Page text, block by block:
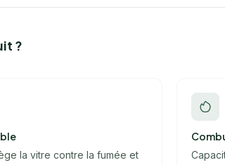
?
la vitre contre la fumée et